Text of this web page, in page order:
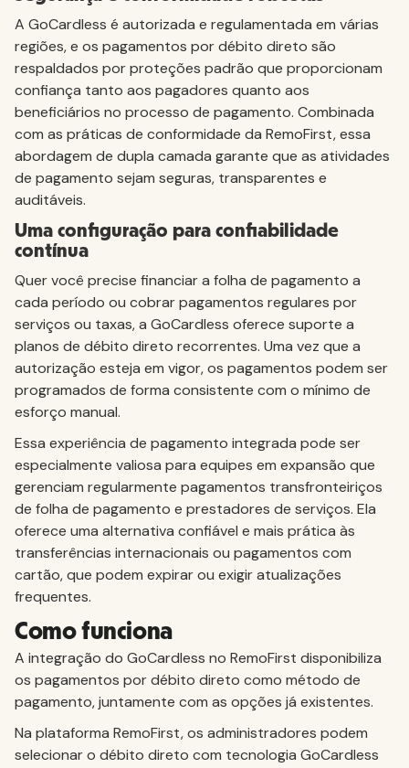
A GoCardless é autorizada e regulamentada em várias
regiões, e os pagamentos por débito direto são
respaldados por proteções padrão que proporcionam
confiança tanto aos pagadores quanto aos
beneficiários no processo de pagamento. Combinada
com as práticas de conformidade da RemoFirst, essa
abordagem de dupla camada garante que as atividades
de pagamento sejam seguras, transparentes e
auditáveis.
Uma configuração para confiabilidade
contínua
Quer você precise financiar a folha de pagamento a
cada período ou cobrar pagamentos regulares por
serviços ou taxas, a GoCardless oferece suporte a
planos de débito direto recorrentes. Uma vez que a
autorização esteja em vigor, os pagamentos podem ser
programados de forma consistente com o mínimo de
esforço manual.
Essa experiência de pagamento integrada pode ser
especialmente valiosa para equipes em expansão que
gerenciam regularmente pagamentos transfronteiriços
de folha de pagamento e prestadores de serviços. Ela
oferece uma alternativa confiável e mais prática às
transferências internacionais ou pagamentos com
cartão, que podem expirar ou exigir atualizações
frequentes.
Como funciona
A integração do GoCardless no RemoFirst disponibiliza
os pagamentos por débito direto como método de
pagamento, juntamente com as opções já existentes.
Na plataforma RemoFirst, os administradores podem
selecionar o débito direto com tecnologia GoCardless